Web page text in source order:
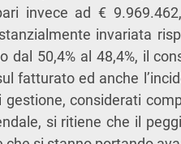
invece ad €
invariata
dal 50,4% al 48,4%, il
fatturato ed anche
gestione, considerati
si ritiene che il